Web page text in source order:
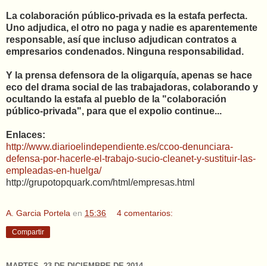
La colaboración público-privada es la estafa perfecta.
Uno adjudica, el otro no paga y nadie es aparentemente
responsable, así que incluso adjudican contratos a
empresarios condenados. Ninguna responsabilidad.
Y la prensa defensora de la oligarquía, apenas se hace
eco del drama social de las trabajadoras, colaborando y
ocultando la estafa al pueblo de la "colaboración
público-privada", para que el expolio continue...
Enlaces:
http://www.diarioelindependiente.es/ccoo-denunciara-
defensa-por-hacerle-el-trabajo-sucio-cleanet-y-sustituir-las-
empleadas-en-huelga/
http://grupotopquark.com/html/empresas.html
A. Garcia Portela en 15:36 4 comentarios:
Compartir